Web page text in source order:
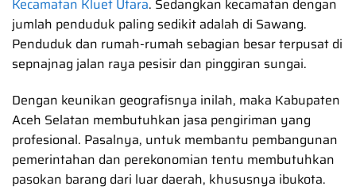
Kecamatan Kluet Utara. Sedangkan kecamatan dengan
jumlah penduduk paling sedikit adalah di Sawang.
Penduduk dan rumah-rumah sebagian besar terpusat di
sepnajnag jalan raya pesisir dan pinggiran sungai.
Dengan keunikan geografisnya inilah, maka Kabupaten
Aceh Selatan membutuhkan jasa pengiriman yang
profesional. Pasalnya, untuk membantu pembangunan
pemerintahan dan perekonomian tentu membutuhkan
pasokan barang dari luar daerah, khususnya ibukota.